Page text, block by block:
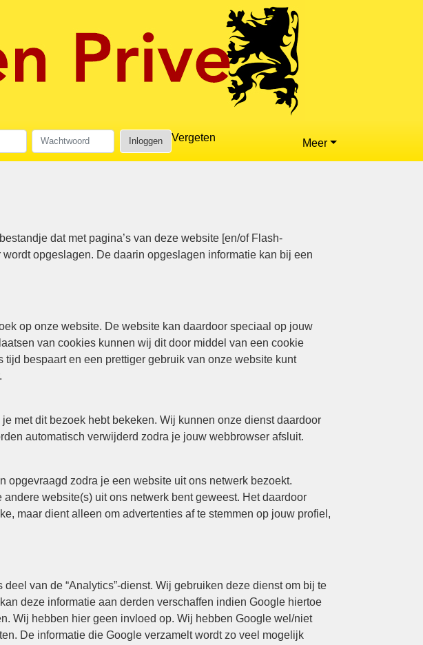
Inloggen Vergeten Meer
dat met pagina’s van deze website [en/of Flash-
opgeslagen. De daarin opgeslagen informatie kan bij een
op onze website. De website kan daardoor speciaal op jouw
van cookies kunnen wij dit door middel van een cookie
bespaart en een prettiger gebruik van onze website kunt
met dit bezoek hebt bekeken. Wij kunnen onze dienst daardoor
automatisch verwijderd zodra je jouw webbrowser afsluit.
opgevraagd zodra je een website uit ons netwerk bezoekt.
website(s) uit ons netwerk bent geweest. Het daardoor
maar dient alleen om advertenties af te stemmen op jouw profiel,
van de “Analytics”-dienst. Wij gebruiken deze dienst om bij te
deze informatie aan derden verschaffen indien Google hiertoe
Wij hebben hier geen invloed op. Wij hebben Google wel/niet
De informatie die Google verzamelt wordt zo veel mogelijk